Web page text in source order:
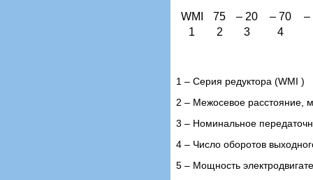
WMI 75 – 20 – 70
–
1
2 3 4
1 – Cерия редуктора (WMI )
2 – Межосевое расстояние,
3 – Номинальное
4 – Число оборотов
5 – Мощность